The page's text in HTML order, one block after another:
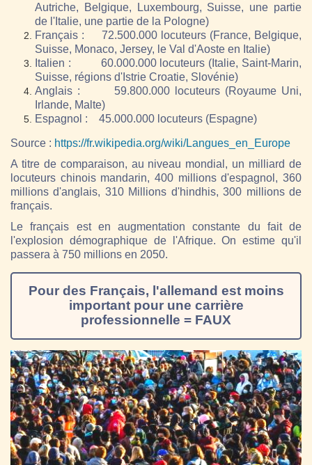
Autriche, Belgique, Luxembourg, Suisse, une partie
de l'Italie, une partie de la Pologne)
Français : 72.500.000 locuteurs (France, Belgique,
Suisse, Monaco, Jersey, le Val d'Aoste en Italie)
Italien : 60.000.000 locuteurs (Italie, Saint-Marin,
Suisse, régions d'Istrie Croatie, Slovénie)
Anglais : 59.800.000 locuteurs (Royaume Uni,
Irlande, Malte)
Espagnol : 45.000.000 locuteurs (Espagne)
Source : https://fr.wikipedia.org/wiki/Langues_en_Europe
A titre de comparaison, au niveau mondial, un milliard de
locuteurs chinois mandarin, 400 millions d'espagnol, 360
millions d'anglais, 310 Millions d'hindhis, 300 millions de
français.
Le français est en augmentation constante du fait de
l'explosion démographique de l'Afrique. On estime qu'il
passera à 750 millions en 2050.
Pour des Français, l'allemand est moins
important pour une carrière
professionnelle = FAUX